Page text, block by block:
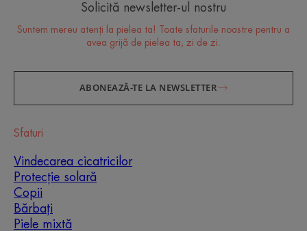
Solicită newsletter-ul nostru
Suntem mereu atenți la pielea ta! Toate sfaturile noastre pentru a
avea grijă de pielea ta, zi de zi.
ABONEAZĂ-TE LA NEWSLETTER
Sfaturi
Vindecarea cicatricilor
Protecție solară
Copii
Bărbați
Piele mixtă